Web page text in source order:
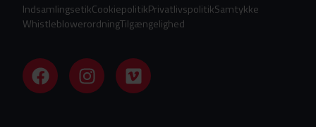
IndsamlingsetikCookiepolitikPrivatlivspolitikSamtykke
WhistleblowerordningTilgængelighed